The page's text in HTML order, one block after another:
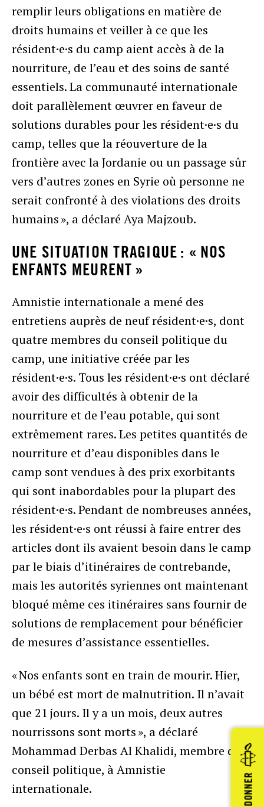
DONNER
remplir leurs obligations en matière de
droits humains et veiller à ce que les
résident·e·s du camp aient accès à de la
nourriture, de l’eau et des soins de santé
essentiels. La communauté internationale
doit parallèlement œuvrer en faveur de
solutions durables pour les résident·e·s du
camp, telles que la réouverture de la
frontière avec la Jordanie ou un passage sûr
vers d’autres zones en Syrie où personne ne
serait confronté à des violations des droits
humains », a déclaré Aya Majzoub.
UNE SITUATION TRAGIQUE : « NOS
ENFANTS MEURENT »
Amnistie internationale a mené des
entretiens auprès de neuf résident·e·s, dont
quatre membres du conseil politique du
camp, une initiative créée par les
résident·e·s. Tous les résident·e·s ont déclaré
avoir des difficultés à obtenir de la
nourriture et de l’eau potable, qui sont
extrêmement rares. Les petites quantités de
nourriture et d’eau disponibles dans le
camp sont vendues à des prix exorbitants
qui sont inabordables pour la plupart des
résident·e·s. Pendant de nombreuses années,
les résident·e·s ont réussi à faire entrer des
articles dont ils avaient besoin dans le camp
par le biais d’itinéraires de contrebande,
mais les autorités syriennes ont maintenant
bloqué même ces itinéraires sans fournir de
solutions de remplacement pour bénéficier
de mesures d’assistance essentielles.
« Nos enfants sont en train de mourir. Hier,
un bébé est mort de malnutrition. Il n’avait
que 21 jours. Il y a un mois, deux autres
nourrissons sont morts », a déclaré
Mohammad Derbas Al Khalidi, membre du
conseil politique, à Amnistie
internationale.